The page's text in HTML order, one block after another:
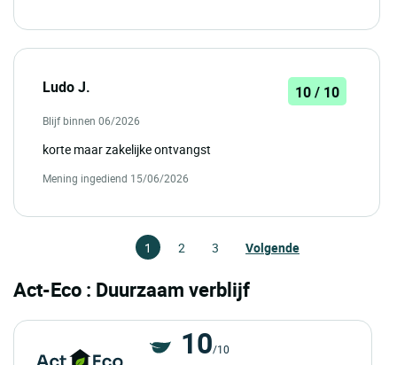
Ludo J. 10 / 10
Blijf binnen 06/2026
korte maar zakelijke ontvangst
Mening ingediend 15/06/2026
1 2 3 Volgende
Act-Eco : Duurzaam verblijf
10/10